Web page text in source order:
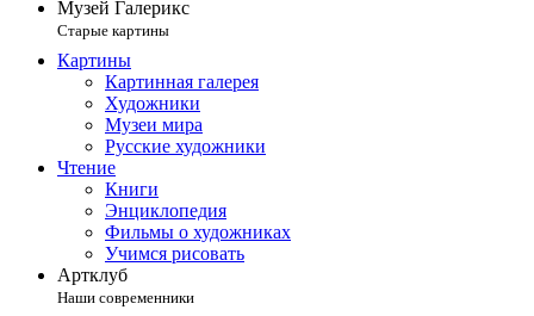
Музей Галерикс
Старые картины
Картины
Картинная галерея
Художники
Музеи мира
Русские художники
Чтение
Книги
Энциклопедия
Фильмы о художниках
Учимся рисовать
Артклуб
Наши современники